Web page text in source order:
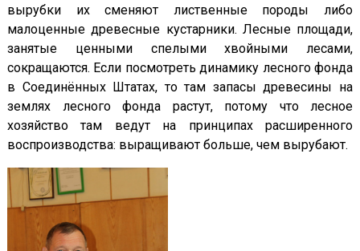
вырубки их сменяют лиственные породы либо
малоценные древесные кустарники. Лесные площади,
занятые ценными спелыми хвойными лесами,
сокращаются. Если посмотреть динамику лесного фонда
в Соединённых Штатах, то там запасы древесины на
землях лесного фонда растут, потому что лесное
хозяйство там ведут на принципах расширенного
воспроизводства: выращивают больше, чем вырубают.